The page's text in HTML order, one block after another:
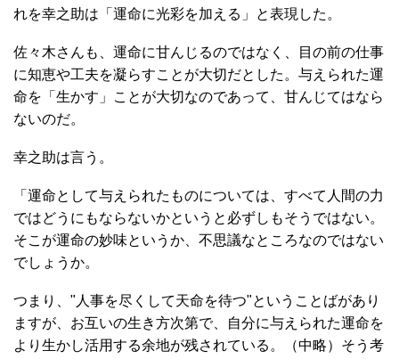
れを幸之助は「運命に光彩を加える」と表現した。
佐々木さんも、運命に甘んじるのではなく、目の前の仕事
に知恵や工夫を凝らすことが大切だとした。与えられた運
命を「生かす」ことが大切なのであって、甘んじてはなら
ないのだ。
幸之助は言う。
「運命として与えられたものについては、すべて人間の力
ではどうにもならないかというと必ずしもそうではない。
そこが運命の妙味というか、不思議なところなのではない
でしょうか。
つまり、"人事を尽くして天命を待つ"ということばがあり
ますが、お互いの生き方次第で、自分に与えられた運命を
より生かし活用する余地が残されている。（中略）そう考